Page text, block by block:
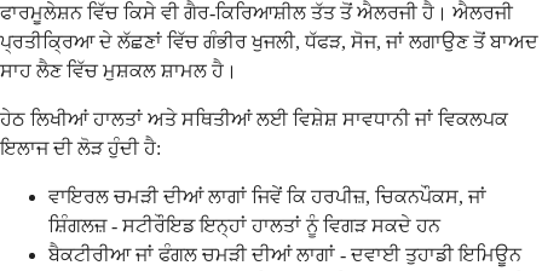
ਫਾਰਮੂਲੇਸ਼ਨ ਵਿੱਚ ਕਿਸੇ ਵੀ ਗੈਰ-ਕਿਰਿਆਸ਼ੀਲ ਤੱਤ ਤੋਂ ਐਲਰਜੀ ਹੈ। ਐਲਰਜੀ
ਪ੍ਰਤੀਕ੍ਰਿਆ ਦੇ ਲੱਛਣਾਂ ਵਿੱਚ ਗੰਭੀਰ ਖੁਜਲੀ, ਧੱਫੜ, ਸੋਜ, ਜਾਂ ਲਗਾਉਣ ਤੋਂ ਬਾਅਦ
ਸਾਹ ਲੈਣ ਵਿੱਚ ਮੁਸ਼ਕਲ ਸ਼ਾਮਲ ਹੈ।
ਹੇਠ ਲਿਖੀਆਂ ਹਾਲਤਾਂ ਅਤੇ ਸਥਿਤੀਆਂ ਲਈ ਵਿਸ਼ੇਸ਼ ਸਾਵਧਾਨੀ ਜਾਂ ਵਿਕਲਪਕ
ਇਲਾਜ ਦੀ ਲੋੜ ਹੁੰਦੀ ਹੈ:
ਵਾਇਰਲ ਚਮੜੀ ਦੀਆਂ ਲਾਗਾਂ ਜਿਵੇਂ ਕਿ ਹਰਪੀਜ਼, ਚਿਕਨਪੌਕਸ, ਜਾਂ
ਸ਼ਿੰਗਲਜ਼ - ਸਟੀਰੌਇਡ ਇਨ੍ਹਾਂ ਹਾਲਤਾਂ ਨੂੰ ਵਿਗੜ ਸਕਦੇ ਹਨ
ਬੈਕਟੀਰੀਆ ਜਾਂ ਫੰਗਲ ਚਮੜੀ ਦੀਆਂ ਲਾਗਾਂ - ਦਵਾਈ ਤੁਹਾਡੀ ਇਮਿਊਨ